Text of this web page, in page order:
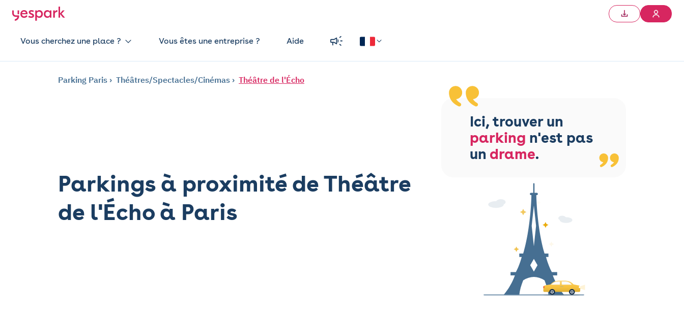
Vous cherchez une place ? Vous êtes une entreprise ? Aide
Parking Paris Théâtres/Spectacles/Cinémas Théâtre de l'Écho
Parkings à proximité de Théâtre
de l'Écho à Paris
Ici, trouver un
parking n'est pas
un drame.